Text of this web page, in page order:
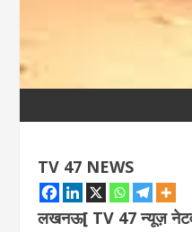
TV 47 NEWS
लखनऊ[ TV 47 न्यूज़